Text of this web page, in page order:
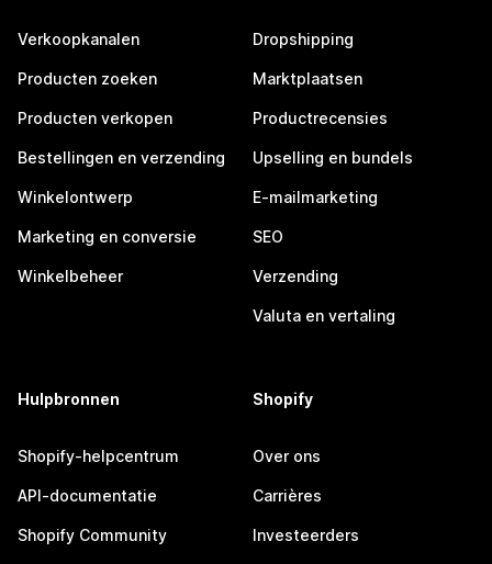
Verkoopkanalen
Producten zoeken
Producten verkopen
Bestellingen en verzending
Winkelontwerp
Marketing en conversie
Winkelbeheer
Dropshipping
Marktplaatsen
Productrecensies
Upselling en bundels
E-mailmarketing
SEO
Verzending
Valuta en vertaling
Hulpbronnen
Shopify-helpcentrum
API-documentatie
Shopify Community
Shopify
Over ons
Carrières
Investeerders